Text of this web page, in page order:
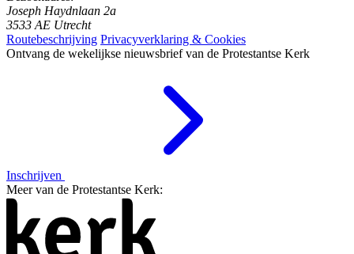
Joseph Haydnlaan 2a
3533 AE Utrecht
Routebeschrijving Privacyverklaring & Cookies
Ontvang de wekelijkse nieuwsbrief van de Protestantse Kerk
Inschrijven
Meer van de Protestantse Kerk: